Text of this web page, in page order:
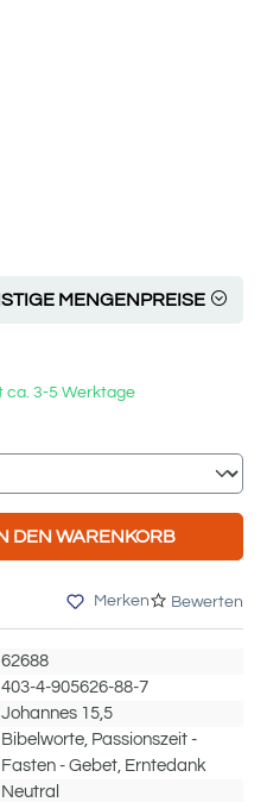
MENGENPREISE
ca. 3-5 Werktage
gewünschten
DEN WARENKORB
Merken Bewerten
62688
403-4-905626-88-7
Johannes 15,5
Bibelworte, Passionszeit -
Fasten - Gebet, Erntedank
Neutral